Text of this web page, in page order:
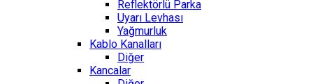
Reflektörlü Parka
Uyarı Levhası
Yağmurluk
Kablo Kanalları
Diğer
Kancalar